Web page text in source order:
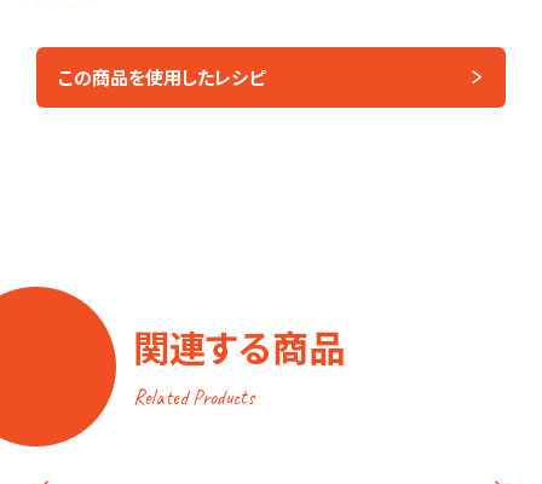
この商品を使用したレシピ
関連する商品
Related Products